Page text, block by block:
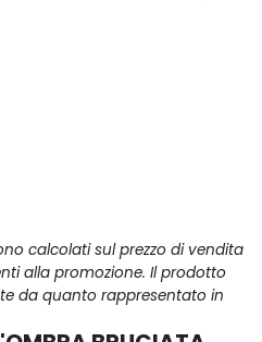
calcolati sul prezzo di vendita
alla promozione. Il prodotto
da quanto rappresentato in